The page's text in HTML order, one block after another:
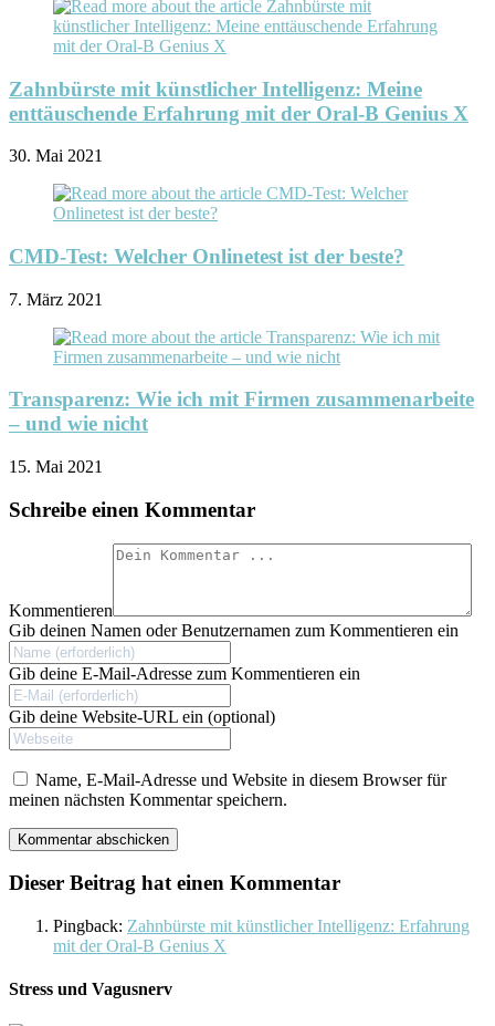
Zahnbürste mit künstlicher Intelligenz: Meine
enttäuschende Erfahrung mit der Oral-B Genius X
30. Mai 2021
CMD-Test: Welcher Onlinetest ist der beste?
7. März 2021
Transparenz: Wie ich mit Firmen zusammenarbeite
– und wie nicht
15. Mai 2021
Schreibe einen Kommentar
Kommentieren
Gib deinen Namen oder Benutzernamen zum Kommentieren ein
Gib deine E-Mail-Adresse zum Kommentieren ein
Gib deine Website-URL ein (optional)
Name, E-Mail-Adresse und Website in diesem Browser für
meinen nächsten Kommentar speichern.
Dieser Beitrag hat einen Kommentar
Pingback: Zahnbürste mit künstlicher Intelligenz: Erfahrung
mit der Oral-B Genius X
Stress und Vagusnerv